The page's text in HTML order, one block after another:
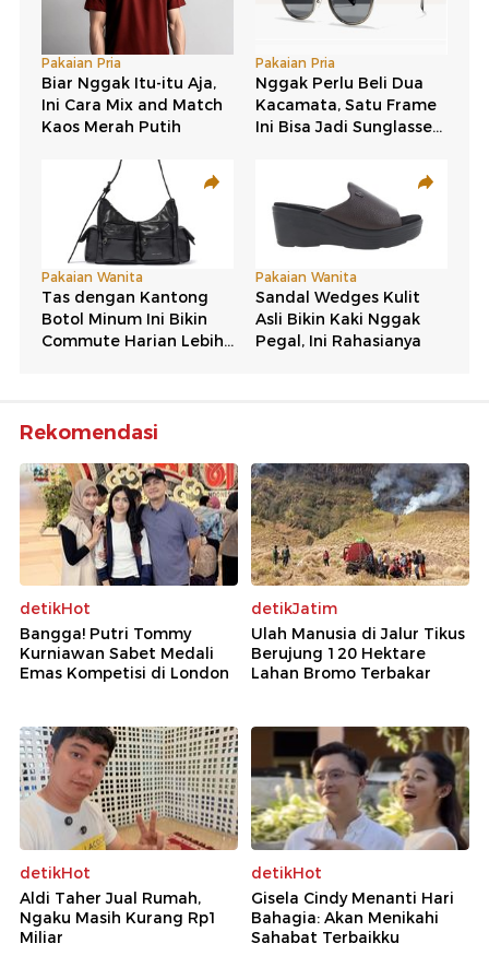
Rekomendasi
detikHot
Bangga! Putri Tommy
Kurniawan Sabet Medali
Emas Kompetisi di London
detikJatim
Ulah Manusia di Jalur Tikus
Berujung 120 Hektare
Lahan Bromo Terbakar
detikHot
Aldi Taher Jual Rumah,
Ngaku Masih Kurang Rp1
Miliar
detikHot
Gisela Cindy Menanti Hari
Bahagia: Akan Menikahi
Sahabat Terbaikku